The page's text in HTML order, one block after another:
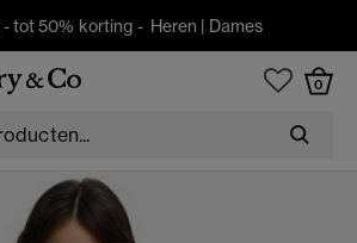
- tot 50% korting - Heren | Dames
0